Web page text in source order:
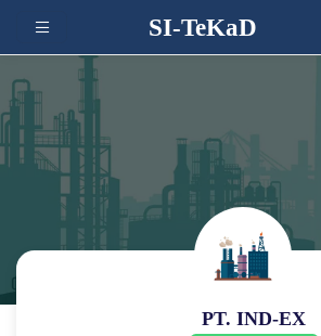
SI-TeKaD
PT. IND-EX